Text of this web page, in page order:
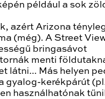
például a sok
azért Arizona
(még). A Street
bringasávot
menti
látni... Más helyen
gyalog-kerékpárút
használhatónak